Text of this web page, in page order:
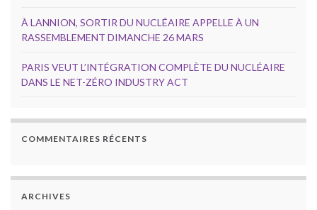
À LANNION, SORTIR DU NUCLÉAIRE APPELLE À UN
RASSEMBLEMENT DIMANCHE 26 MARS
PARIS VEUT L’INTÉGRATION COMPLÈTE DU NUCLÉAIRE
DANS LE NET-ZÉRO INDUSTRY ACT
COMMENTAIRES RÉCENTS
ARCHIVES